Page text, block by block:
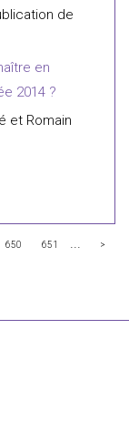
de
en
2014 ?
et Romain
650 651 ... >